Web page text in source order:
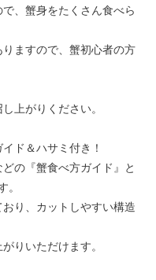
、蟹身をたくさん食べら
ますので、蟹初心者の方
上がりください。
ド＆ハサミ付き！
の『蟹食べ方ガイド』と
。
り、カットしやすい構造
りいただけます。